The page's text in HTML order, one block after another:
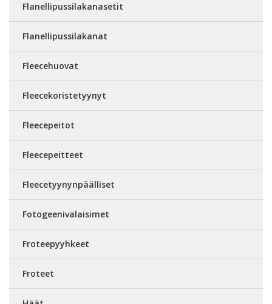
Flanellipussilakanasetit
Flanellipussilakanat
Fleecehuovat
Fleecekoristetyynyt
Fleecepeitot
Fleecepeitteet
Fleecetyynynpäälliset
Fotogeenivalaisimet
Froteepyyhkeet
Froteet